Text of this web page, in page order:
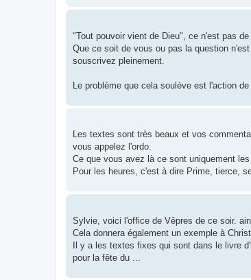
"Tout pouvoir vient de Dieu", ce n'est pas
Que ce soit de vous ou pas la question
souscrivez pleinement.
Le problème que cela soulève est l'action
Les textes sont très beaux et vos
vous appelez l'ordo.
Ce que vous avez là ce sont uniquement
Pour les heures, c'est à dire Prime, tierce,
Sylvie, voici l'office de Vêpres de ce soir.
Cela donnera également un exemple à
Il y a les textes fixes qui sont dans le livre
pour la fête du ...